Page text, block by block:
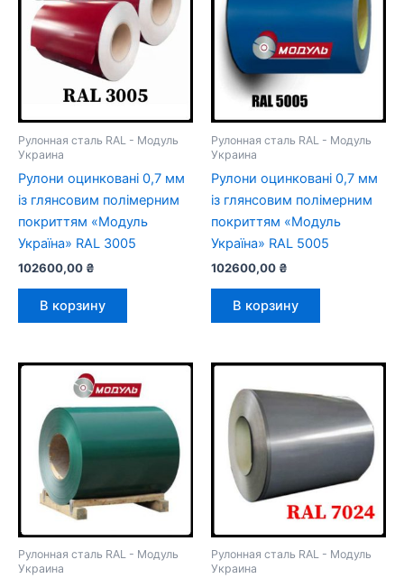
Рулонная сталь RAL - Модуль
Украина
Рулони оцинковані 0,7 мм
із глянсовим полімерним
покриттям «Модуль
Україна» RAL 3005
102600,00 ₴
В корзину
Рулонная сталь RAL - Модуль
Украина
Рулони оцинковані 0,7 мм
із глянсовим полімерним
покриттям «Модуль
Україна» RAL 5005
102600,00 ₴
В корзину
Рулонная сталь RAL - Модуль
Украина
Рулонная сталь RAL - Модуль
Украина